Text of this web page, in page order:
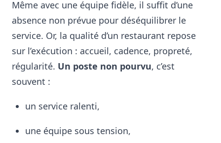
Même avec une équipe fidèle, il suffit d’une
absence non prévue pour déséquilibrer le
service. Or, la qualité d’un restaurant repose
sur l’exécution : accueil, cadence, propreté,
régularité. Un poste non pourvu, c’est
souvent :
un service ralenti,
une équipe sous tension,